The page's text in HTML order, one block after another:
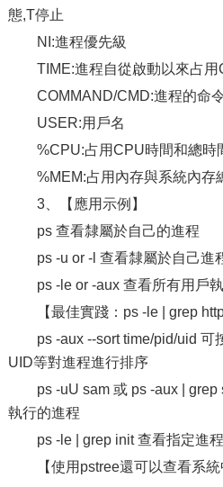
態,T停止
NI:進程優先級
TIME:進程自從啟動以來占用
COMMAND/CMD:進程的命
USER:用戶名
%CPU:占用CPU時間和總時
%MEM:占用內存與系統內存
3、【應用示例】
ps 查看隸屬於自己的進程
ps -u or -l 查看隸屬於自己進
ps -le or -aux 查看所有用戶
【最佳實踐：ps -le | grep
ps -aux --sort time/pid/uid 可
UID等對進程進行排序
ps -uU sam 或 ps -aux |
執行的進程
ps -le | grep init 查看指定進
【使用pstree還可以查看系